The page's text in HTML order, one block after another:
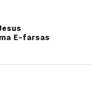
E-farsas